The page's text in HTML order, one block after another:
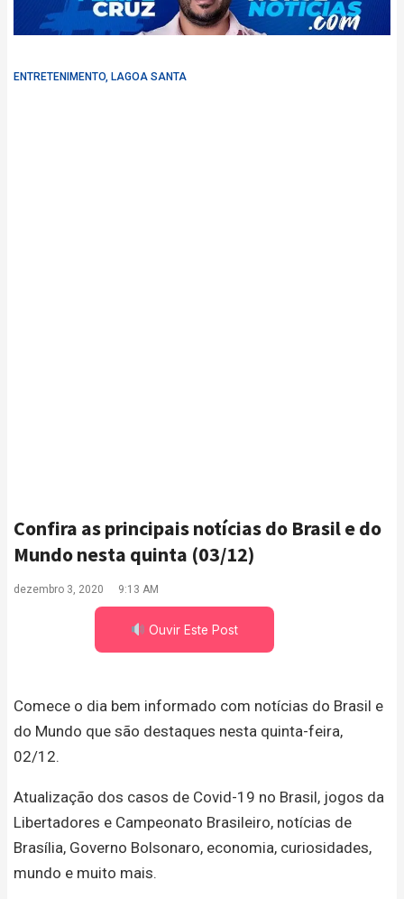
ENTRETENIMENTO, LAGOA SANTA
Confira as principais notícias do Brasil e do
Mundo nesta quinta (03/12)
dezembro 3, 2020 9:13 AM
Ouvir Este Post
Comece o dia bem informado com notícias do Brasil e
do Mundo que são destaques nesta quinta-feira,
02/12.
Atualização dos casos de Covid-19 no Brasil, jogos da
Libertadores e Campeonato Brasileiro, notícias de
Brasília, Governo Bolsonaro, economia, curiosidades,
mundo e muito mais.